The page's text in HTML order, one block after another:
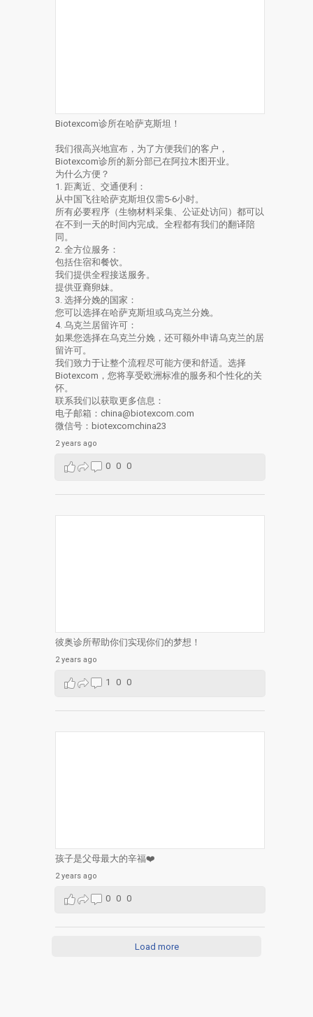
Biotexcom诊所在哈萨克斯坦！
我们很高兴地宣布，为了方便我们的客户，
Biotexcom诊所的新分部已在阿拉木图开业。
为什么方便？
1. 距离近、交通便利：
从中国飞往哈萨克斯坦仅需5-6小时。
所有必要程序（生物材料采集、公证处访问）都可以
在不到一天的时间内完成。全程都有我们的翻译陪
同。
2. 全方位服务：
包括住宿和餐饮。
我们提供全程接送服务。
提供亚裔卵妹。
3. 选择分娩的国家：
您可以选择在哈萨克斯坦或乌克兰分娩。
4. 乌克兰居留许可：
如果您选择在乌克兰分娩，还可额外申请乌克兰的居
留许可。
我们致力于让整个流程尽可能方便和舒适。选择
Biotexcom，您将享受欧洲标准的服务和个性化的关
怀。
联系我们以获取更多信息：
电子邮箱：china@biotexcom.com
微信号：biotexcomchina23
2 years ago
0 0 0
彼奥诊所帮助你们实现你们的梦想！
2 years ago
1 0 0
孩子是父母最大的辛福❤️
2 years ago
0 0 0
Load more